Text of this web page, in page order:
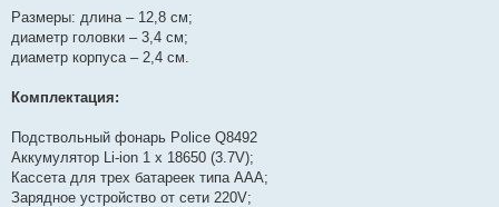
Размеры: длина – 12,8 см;
диаметр головки – 3,4 см;
диаметр корпуса – 2,4 см.
Комплектация:
Подствольный фонарь Police Q8492
Аккумулятор Li-ion 1 х 18650 (3.7V);
Кассета для трех батареек типа ААА;
Зарядное устройство от сети 220V;